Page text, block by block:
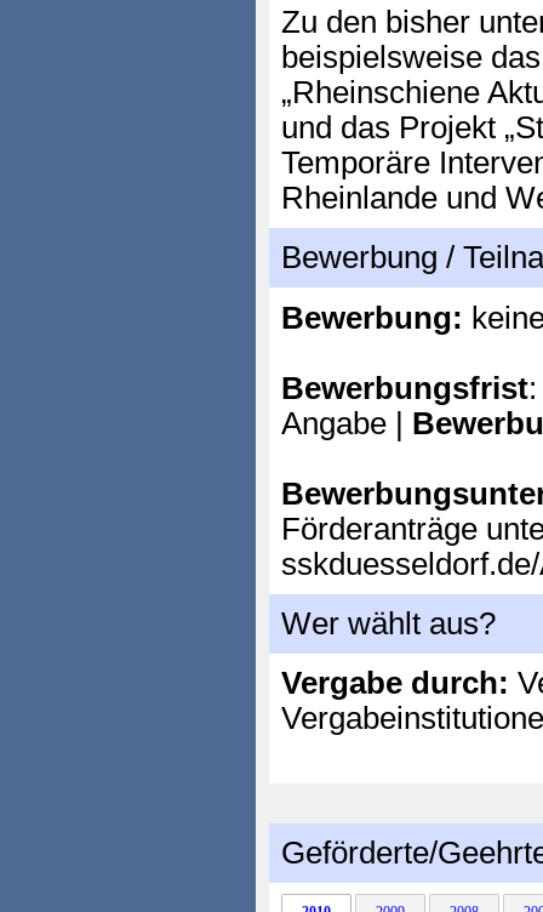
Zu den bisher
beispielsweise
„Rheinschiene
und das Projekt
Temporäre
Rheinlande und
Bewerbung /
Bewerbung:
Bewerbungsfrist
Angabe |
Förderanträge
Wer wählt aus?
Vergabe durch:
Geförderte/